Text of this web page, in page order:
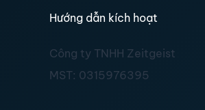
Hướng dẫn kích hoạt
Công ty TNHH Zeitgeist
MST: 0315976395